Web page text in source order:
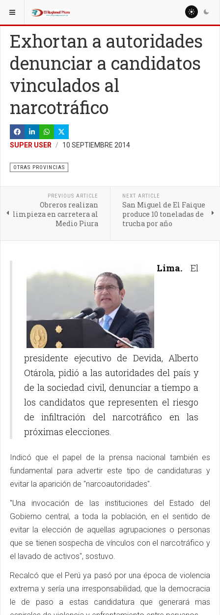
ESTÁ AQUÍ: REGIÓN PIURA
Exhortan a autoridades
denunciar a candidatos
vinculados al
narcotráfico
SUPER USER 10 SEPTIEMBRE 2014
OTRAS PROVINCIAS
PREVIOUS ARTICLE
Obreros realizan
limpieza en carretera al
Medio Piura
NEXT ARTICLE
San Miguel de El Faique
produce 10 toneladas de
trucha por año
Lima. El
presidente ejecutivo de Devida, Alberto
Otárola, pidió a las autoridades del país y
de la sociedad civil, denunciar a tiempo a
los candidatos que representen el riesgo
de infiltración del narcotráfico en las
próximas elecciones.
Indicó que el papel de la prensa nacional también es
fundamental para advertir este tipo de candidaturas y
evitar la aparición de "narcoautoridades".
"Una invocación de las instituciones del Estado del
Gobierno central, a toda la población, en el sentido de
evitar la elección de aquellas agrupaciones o personas
que se tienen sospecha de vínculos con el narcotráfico y
el lavado de activos", sostuvo.
Recalcó que el Perú ya pasó por una época de violencia
extrema y sería una irresponsabilidad, que la democracia
le de paso a estas candidatura que generará mas